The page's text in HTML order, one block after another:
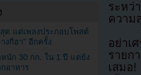
ระห
ความ
อย่าเ
รายก
เสม
ด แต่เพลงประกอบโพสต์
งกีฮา” อีกครั้ง
นัก 30 กก. ใน 1 ปี แต่ยัง
อาหาร